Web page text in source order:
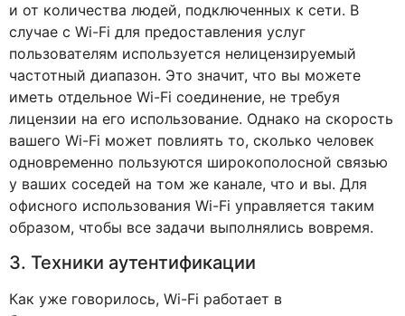
и от количества людей, подключенных к сети. В
случае с Wi-Fi для предоставления услуг
пользователям используется нелицензируемый
частотный диапазон. Это значит, что вы можете
иметь отдельное Wi-Fi соединение, не требуя
лицензии на его использование. Однако на скорость
вашего Wi-Fi может повлиять то, сколько человек
одновременно пользуются широкополосной связью
у ваших соседей на том же канале, что и вы. Для
офисного использования Wi-Fi управляется таким
образом, чтобы все задачи выполнялись вовремя.
3. Техники аутентификации
Как уже говорилось, Wi-Fi работает в